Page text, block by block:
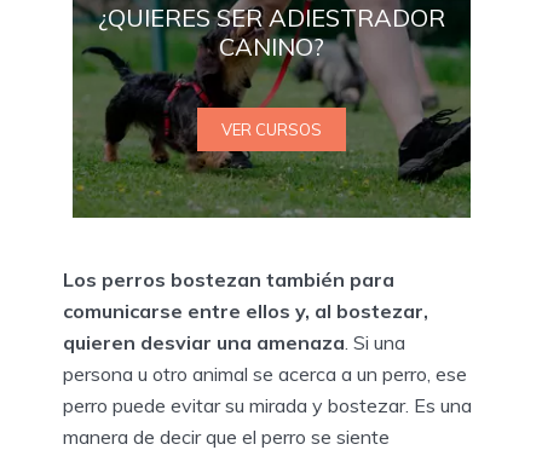
¿QUIERES SER ADIESTRADOR
CANINO?
VER CURSOS
Los perros bostezan también para
comunicarse entre ellos y, al bostezar,
quieren desviar una amenaza . Si una
persona u otro animal se acerca a un perro, ese
perro puede evitar su mirada y bostezar. Es una
manera de decir que el perro se siente